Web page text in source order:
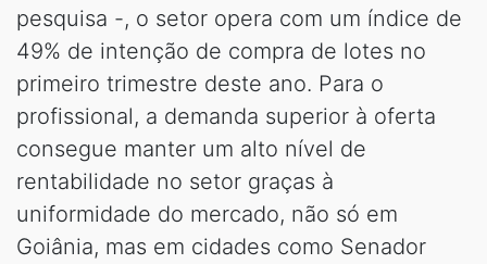
pesquisa -, o setor opera com um índice de
49% de intenção de compra de lotes no
primeiro trimestre deste ano. Para o
profissional, a demanda superior à oferta
consegue manter um alto nível de
rentabilidade no setor graças à
uniformidade do mercado, não só em
Goiânia, mas em cidades como Senador